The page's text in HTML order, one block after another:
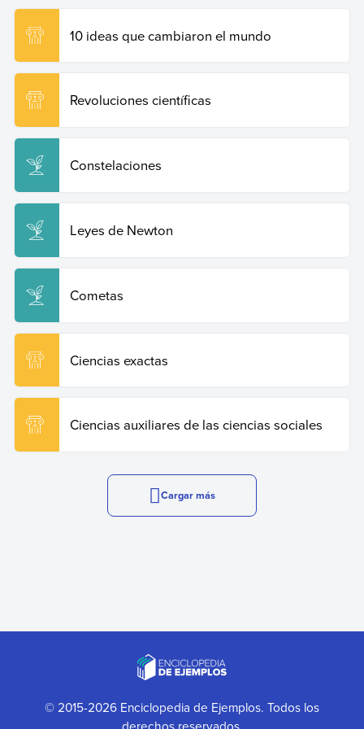
10 ideas que cambiaron el mundo
Revoluciones científicas
Constelaciones
Leyes de Newton
Cometas
Ciencias exactas
Ciencias auxiliares de las ciencias sociales
Cargar más
© 2015-2026 Enciclopedia de Ejemplos. Todos los